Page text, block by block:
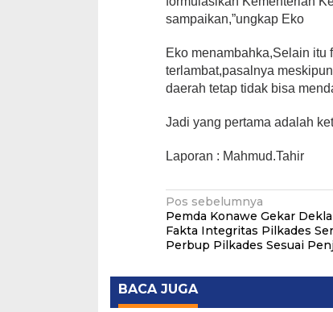
sampaikan,”ungkap Eko
Eko menambahka,Selain itu
terlambat,pasalnya
daerah tetap tidak bisa
Jadi yang pertama adalah
Laporan : Mahmud.Tahir
Navigasi
pos
Pos sebelumnya
Pemda Konawe Gekar
Fakta Integritas Pilkades
Perbup Pilkades Sesuai
BACA JUGA